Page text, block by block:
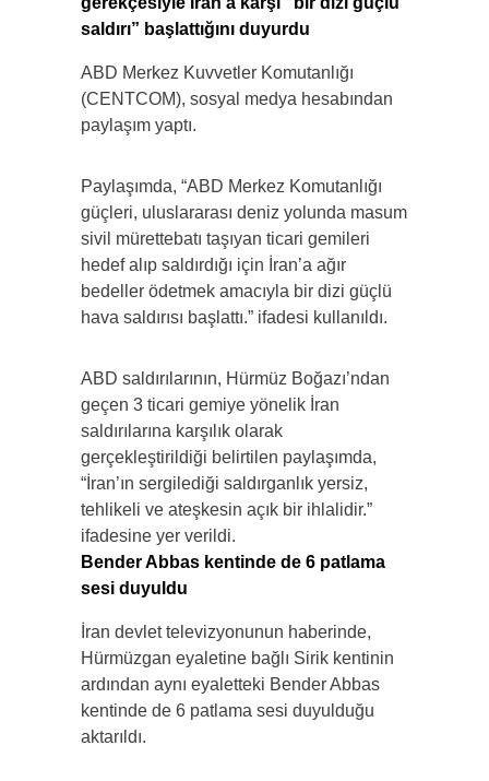
saldırı” başlattığını duyurdu
ABD Merkez Kuvvetler Komutanlığı
(CENTCOM), sosyal medya hesabından
paylaşım yaptı.
Paylaşımda, “ABD Merkez Komutanlığı
güçleri, uluslararası deniz yolunda masum
sivil mürettebatı taşıyan ticari gemileri
hedef alıp saldırdığı için İran’a ağır
bedeller ödetmek amacıyla bir dizi güçlü
hava saldırısı başlattı.” ifadesi kullanıldı.
ABD saldırılarının, Hürmüz Boğazı’ndan
geçen 3 ticari gemiye yönelik İran
saldırılarına karşılık olarak
gerçekleştirildiği belirtilen paylaşımda,
“İran’ın sergilediği saldırganlık yersiz,
tehlikeli ve ateşkesin açık bir ihlalidir.”
ifadesine yer verildi.
Bender Abbas kentinde de 6 patlama
sesi duyuldu
İran devlet televizyonunun haberinde,
Hürmüzgan eyaletine bağlı Sirik kentinin
ardından aynı eyaletteki Bender Abbas
kentinde de 6 patlama sesi duyulduğu
aktarıldı.